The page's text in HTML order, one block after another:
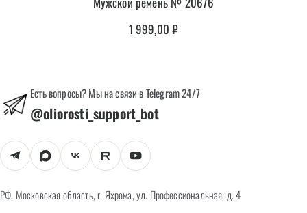
1 999,00₽
Есть вопросы? Мы на связи в Telegram 24/7
@oliorosti_support_bot
РФ, Московская область, г. Яхрома, ул. Профессиональная, д. 4